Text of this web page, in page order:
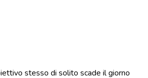
stesso di solito scade il giorno